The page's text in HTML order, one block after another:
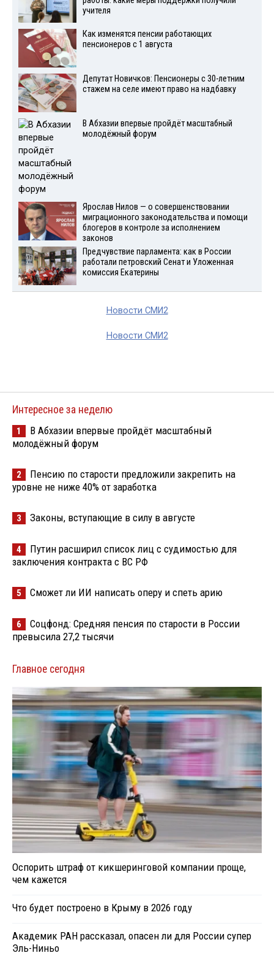
учителя
Как изменятся пенсии работающих
пенсионеров с 1 августа
Депутат Новичков: Пенсионеры с 30-летним
стажем на селе имеют право на надбавку
В Абхазии впервые пройдёт масштабный
молодёжный форум
Ярослав Нилов — о совершенствовании
миграционного законодательства и помощи
блогеров в контроле за исполнением
законов
Предчувствие парламента: как в России
работали петровский Сенат и Уложенная
комиссия Екатерины
Новости СМИ2
Новости СМИ2
Интересное за неделю
1
В Абхазии впервые пройдёт масштабный
молодёжный форум
2
Пенсию по старости предложили закрепить на
уровне не ниже 40% от заработка
3 Законы, вступающие в силу в августе
4
Путин расширил список лиц с судимостью для
заключения контракта с ВС РФ
5 Сможет ли ИИ написать оперу и спеть арию
6
Соцфонд: Средняя пенсия по старости в России
превысила 27,2 тысячи
Главное сегодня
Оспорить штраф от кикшеринговой компании проще,
чем кажется
Что будет построено в Крыму в 2026 году
Академик РАН рассказал, опасен ли для России супер
Эль-Ниньо